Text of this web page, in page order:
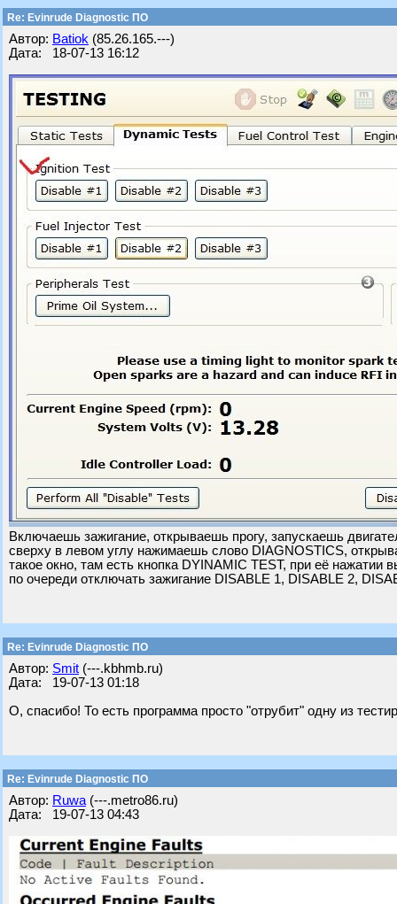
Re: Evinrude Diagnostic ПО
Автор: Batiok (85.26.165.---)
Дата: 18-07-13 16:12
Включаешь зажигание, открываешь прогу, запускаешь
сверху в левом углу нажимаешь слово DIAGNOSTICS,
такое окно, там есть кнопка DYINAMIC TEST, при её
по очереди отключать зажигание DISABLE 1, DISABLE 2,
Re: Evinrude Diagnostic ПО
Автор: Smit (---.kbhmb.ru)
Дата: 19-07-13 01:18
О, спасибо! То есть программа просто "отрубит" одну из
Re: Evinrude Diagnostic ПО
Автор: Ruwa (---.metro86.ru)
Дата: 19-07-13 04:43